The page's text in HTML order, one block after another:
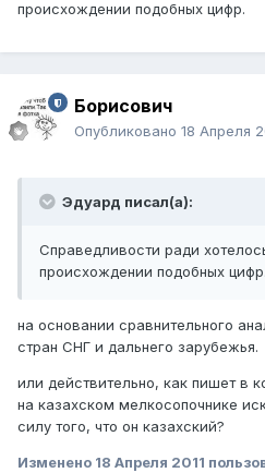
происхождении подобных цифр.
Борисович
Опубликовано 18 Апреля
Эдуард писал(а):
Справедливости ради
происхождении подобных цифр.
на основании сравнительного
стран СНГ и дальнего зарубежья.
или действительно, как пишет в
на казахском мелкосопочнике
силу того, что он казахский?
Изменено 18 Апреля 2011